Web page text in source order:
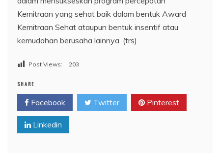
Kemitraan yang sehat baik dalam bentuk Award
Kemitraan Sehat ataupun bentuk insentif atau
kemudahan berusaha lainnya. (trs)
Post Views: 203
SHARE
Facebook Twitter Pinterest
Linkedin